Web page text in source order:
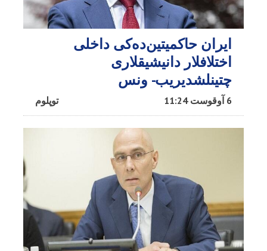
ایران حاکمیتین‌ده‌کی داخلی
اختلافلار دانیشیقلاری
چتینلشدیریب- ونس
توپلوم 6 آوقوست 11:24